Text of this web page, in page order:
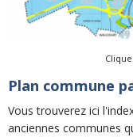
Plan commune
Vous trouverez ici
anciennes communes